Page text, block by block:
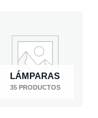
LÁMPARAS
35 PRODUCTOS